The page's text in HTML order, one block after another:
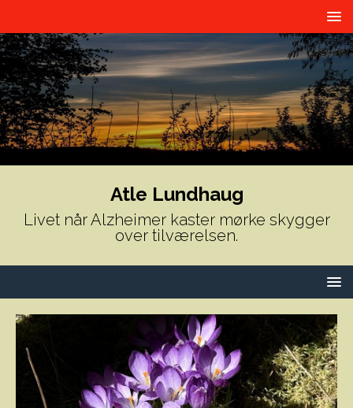
Atle Lundhaug
Livet når Alzheimer kaster mørke skygger
over tilværelsen.